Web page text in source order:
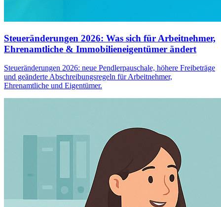
Steueränderungen 2026: Was sich für Arbeitnehmer,
Ehrenamtliche & Immobilieneigentümer ändert
Steueränderungen 2026: neue Pendlerpauschale, höhere Freibeträge
und geänderte Abschreibungsregeln für Arbeitnehmer,
Ehrenamtliche und Eigentümer.